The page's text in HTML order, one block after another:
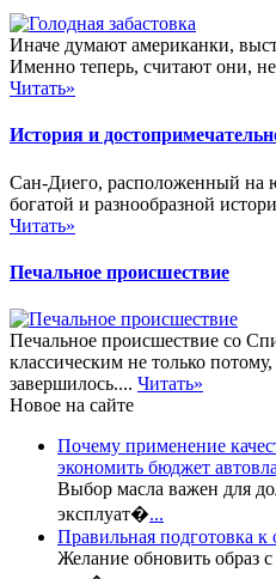
Иначе думают американки,
Именно теперь, считают они,
Читать»
История и
Сан-Диего, расположенный на
богатой и разнообразной
Читать»
Печальное происшествие
Печальное происшествие со
классическим не только
завершилось.... Читать»
Новое на сайте
Почему применение
экономить бюджет
Выбор масла важен для
эксплуат�...
Правильная подготовка
Желание обновить образ